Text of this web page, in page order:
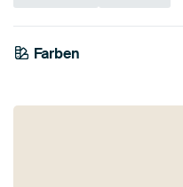
Farben
Grau
Mauve
Grün